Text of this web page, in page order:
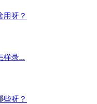
用呀？
样录...
些呀？